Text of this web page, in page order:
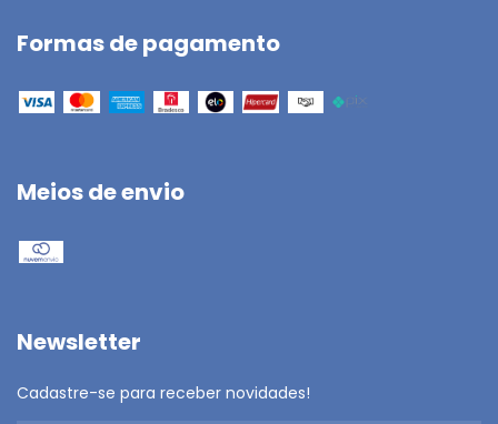
Formas de pagamento
Meios de envio
Newsletter
Cadastre-se para receber novidades!